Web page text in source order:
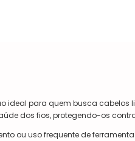
ideal para quem busca cabelos
dos fios, protegendo-os
ou uso frequente de